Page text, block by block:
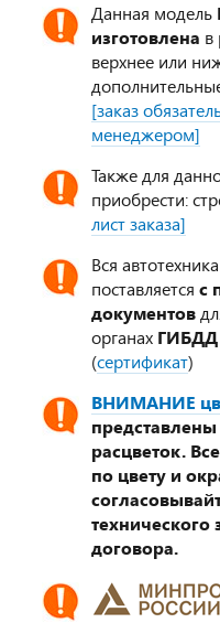
Данная модель
изготовлена в
верхнее или
[заказ
менеджером]
Также для
приобрести:
лист заказа]
Вся
поставляется с
документов
органах ГИБДД
(сертификат)
ВНИМАНИЕ
расцветок.
по цвету и
договора.